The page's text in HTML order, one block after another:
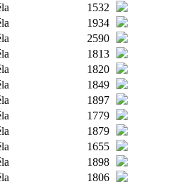
1532
1934
2590
1813
1820
1849
1897
1779
1879
1655
1898
1806